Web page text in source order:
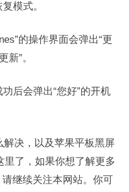
模式。
的操作界面会弹出“更
新”。
后会弹出“您好”的开机
解决，以及苹果平板黑屏
了，如果你想了解更多
继续关注本网站。你可